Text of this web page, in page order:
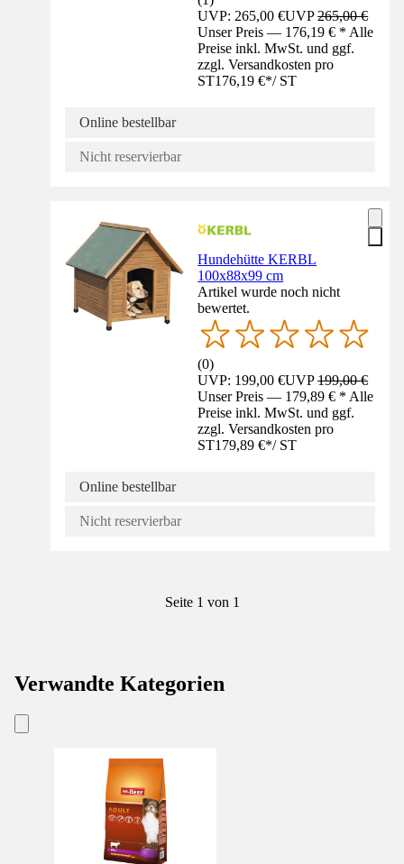
UVP: 265,00 €UVP265,00 €
Unser Preis — 176,19 € * Alle
Preise inkl. MwSt. und ggf.
zzgl. Versandkosten pro
ST176,19 €*/ ST
Online bestellbar
Nicht reservierbar
Hundehütte KERBL
100x88x99 cm
Artikel wurde noch nicht
bewertet.
(0)
UVP: 199,00 €UVP199,00 €
Unser Preis — 179,89 € * Alle
Preise inkl. MwSt. und ggf.
zzgl. Versandkosten pro
ST179,89 €*/ ST
Online bestellbar
Nicht reservierbar
Seite 1 von 1
Verwandte Kategorien